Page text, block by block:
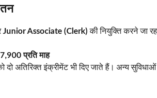
Junior Associate (Clerk) की नियुक्ति करने जा
प्रति माह
दो अतिरिक्त इंक्रीमेंट भी दिए जाते हैं। अन्य